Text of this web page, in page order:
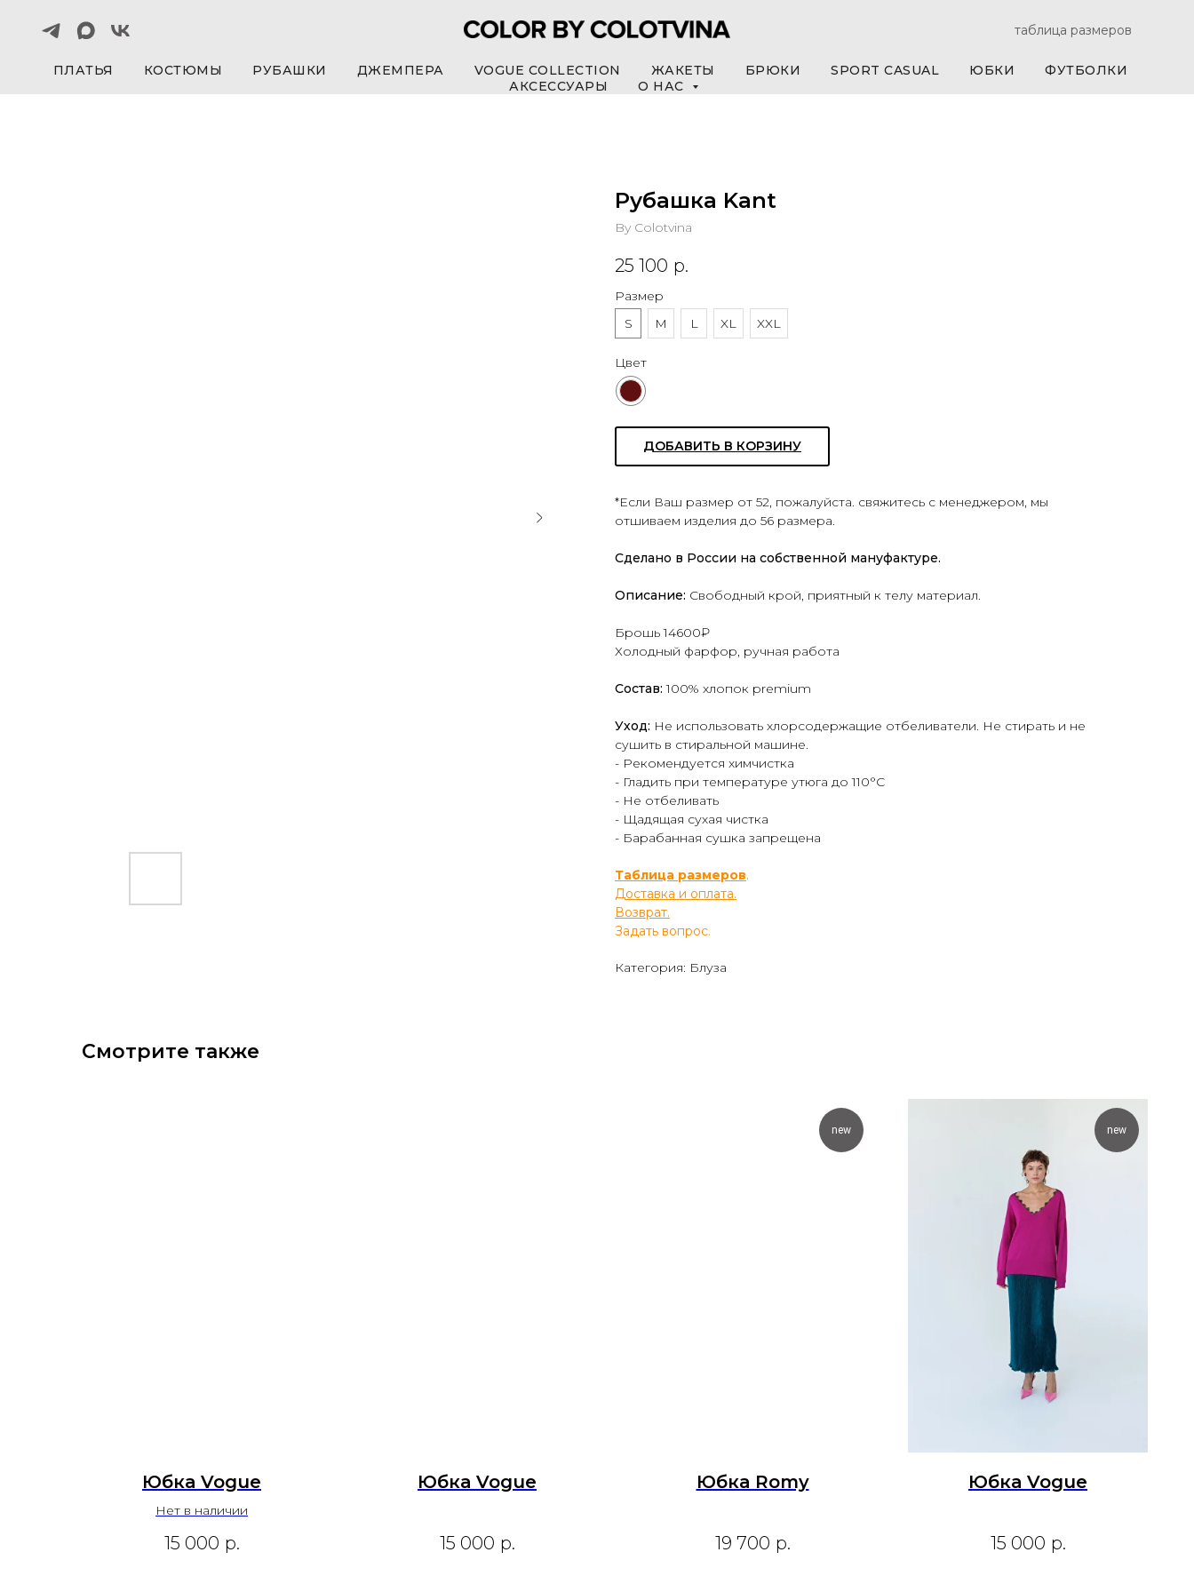
таблица размеров
ПЛАТЬЯ КОСТЮМЫ РУБАШКИ ДЖЕМПЕРА VOGUE COLLECTION ЖАКЕТЫ БРЮКИ SPORT CASUAL ЮБКИ
ФУТБОЛКИ
АКСЕССУАРЫ
О НАС
Рубашка Kant
By Colotvina
25 100 р.
Размер
S
M L XL XXL
Цвет
ДОБАВИТЬ В КОРЗИНУ
*Если Ваш размер от 52, пожалуйста. свяжитесь с менеджером, мы
отшиваем изделия до 56 размера.
Сделано в России на собственной мануфактуре.
Описание: Свободный крой, приятный к телу материал.
Брошь 14600₽
Холодный фарфор, ручная работа
Состав:100% хлопок premium
Уход: Не использовать хлорсодержащие отбеливатели. Не стирать и не
сушить в стиральной машине.
- Рекомендуется химчистка
- Гладить при температуре утюга до 110°C
- Не отбеливать
- Щадящая сухая чистка
- Барабанная сушка запрещена
Таблица размеров.
Доставка и оплата.
Возврат.
Задать вопрос.
Категория: Блуза
Смотрите также
Юбка Vogue
Нет в наличии
15 000 р.
Юбка Vogue
15 000 р.
new
Юбка Romy
19 700 р.
new
Юбка Vogue
15 000 р.